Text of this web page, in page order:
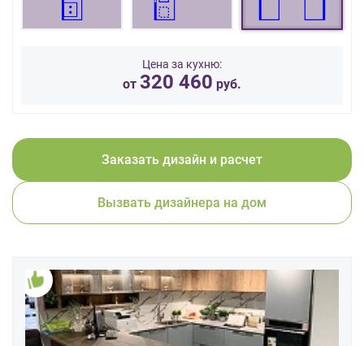
Цена за кухню:
от 320 460 руб.
Заказать дизайн и расчет
Вызвать дизайнера на дом